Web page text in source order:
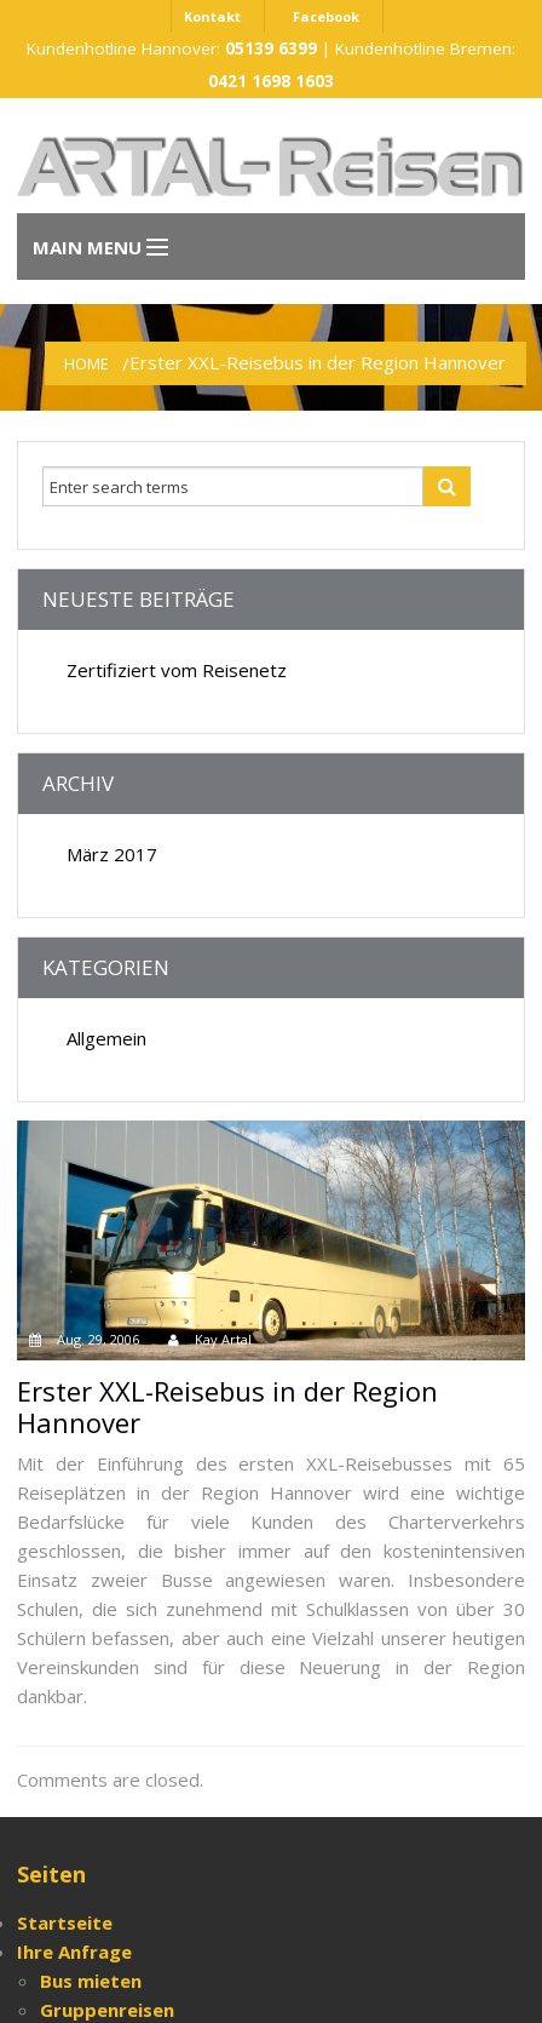
Kontakt Facebook
Kundenhotline Hannover: 05139 6399 | Kundenhotline Bremen:
0421 1698 1603
MAIN MENU
Start
Unsere Leistungen
Das sind wir
Angebot anfordern
HOME Erster XXL-Reisebus in der Region Hannover
NEUESTE BEITRÄGE
Zertifiziert vom Reisenetz
ARCHIV
März 2017
KATEGORIEN
Allgemein
Aug. 29, 2006 Kay Artal
Erster XXL-Reisebus in der Region
Hannover
Mit der Einführung des ersten XXL-Reisebusses mit 65
Reiseplätzen in der Region Hannover wird eine wichtige
Bedarfslücke für viele Kunden des Charterverkehrs
geschlossen, die bisher immer auf den kostenintensiven
Einsatz zweier Busse angewiesen waren. Insbesondere
Schulen, die sich zunehmend mit Schulklassen von über 30
Schülern befassen, aber auch eine Vielzahl unserer heutigen
Vereinskunden sind für diese Neuerung in der Region
dankbar.
Comments are closed.
Seiten
Startseite
Ihre Anfrage
Bus mieten
Gruppenreisen